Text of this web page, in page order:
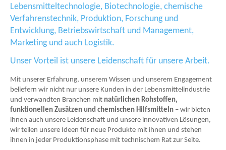
Lebensmitteltechnologie, Biotechnologie, chemische
Verfahrenstechnik, Produktion, Forschung und
Entwicklung, Betriebswirtschaft und Management,
Marketing und auch Logistik.
Unser Vorteil ist unsere Leidenschaft für unsere Arbeit.
Mit unserer Erfahrung, unserem Wissen und unserem Engagement
beliefern wir nicht nur unsere Kunden in der Lebensmittelindustrie
und verwandten Branchen mit natürlichen Rohstoffen,
funktionellen Zusätzen und chemischen Hilfsmitteln – wir bieten
ihnen auch unsere Leidenschaft und unsere innovativen Lösungen,
wir teilen unsere Ideen für neue Produkte mit ihnen und stehen
ihnen in jeder Produktionsphase mit technischem Rat zur Seite.